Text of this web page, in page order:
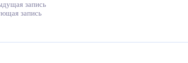
запись
запись